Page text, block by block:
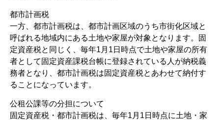
都市計画税
一方、都市計画税は、都市計画区域のうち市街化区域と
呼ばれる地域内にある土地や家屋が対象となります。固
定資産税と同じく、毎年1月1日時点で土地や家屋の所有
者として固定資産課税台帳に登録されている人が納税義
務者となり、都市計画税は固定資産税とあわせて納付す
ることになっています。
公租公課等の分担について
固定資産税・都市計画税は、毎年1月1日時点に土地・家